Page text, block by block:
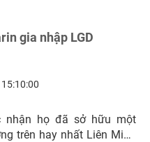
gia nhập LGD
nhận họ đã sở hữu một
trên hay nhất Liên Minh